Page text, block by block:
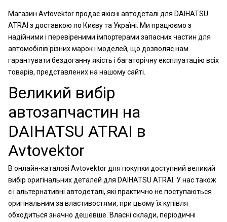
Магазин Avtovektor продає якісні автодеталі для DAIHATSU
ATRAI з доставкою по Києву та Україні. Ми працюємо з
надійними і перевіреними імпортерами запасних частин для
автомобілів різних марок і моделей, що дозволяє нам
гарантувати бездоганну якість і багаторічну експлуатацію всіх
товарів, представлених на нашому сайті.
Великий вибір
автозапчастин на
DAIHATSU ATRAI в
Avtovektor
В онлайн-каталозі Avtovektor для покупки доступний великий
вибір оригінальних деталей для DAIHATSU ATRAI. У нас також
є і альтернативні автодеталі, які практично не поступаються
оригінальним за властивостями, при цьому їх купівля
обходиться значно дешевше. Власні склади, періодичні